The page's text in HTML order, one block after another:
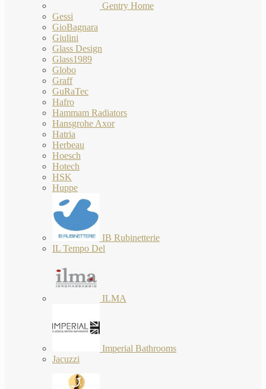
Gentry Home
Gessi
GioBagnara
Giulini
Glass Design
Glass1989
Globo
Graff
GuRaTec
Hafro
Hammam Radiators
Hansgrohe Axor
Hatria
Herbeau
Hoesch
Hotech
HSK
Huppe
IB Rubinetterie
IL Tempo Del
ILMA
Imperial Bathrooms
Jacuzzi